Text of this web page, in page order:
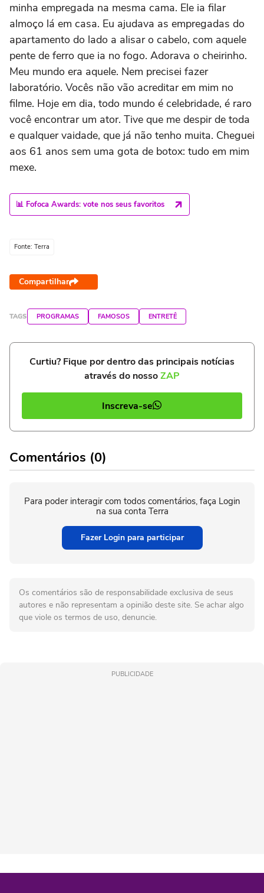
minha empregada na mesma cama. Ele ia filar
almoço lá em casa. Eu ajudava as empregadas do
apartamento do lado a alisar o cabelo, com aquele
pente de ferro que ia no fogo. Adorava o cheirinho.
Meu mundo era aquele. Nem precisei fazer
laboratório. Vocês não vão acreditar em mim no
filme. Hoje em dia, todo mundo é celebridade, é raro
você encontrar um ator. Tive que me despir de toda
e qualquer vaidade, que já não tenho muita. Cheguei
aos 61 anos sem uma gota de botox: tudo em mim
mexe.
📊 Fofoca Awards: vote nos seus favoritos
Fonte: Terra
Compartilhar
TAGS PROGRAMAS FAMOSOS ENTRETÊ
Curtiu? Fique por dentro das principais notícias
através do nossoZAP
Inscreva-se
Comentários (0)
Para poder interagir com todos comentários, faça Login
na sua conta Terra
Fazer Login para participar
Os comentários são de responsabilidade exclusiva de seus
autores e não representam a opinião deste site. Se achar algo
que viole os termos de uso, denuncie.
PUBLICIDADE